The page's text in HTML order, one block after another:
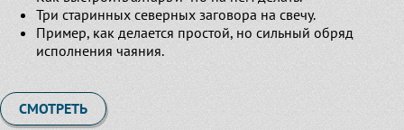
Три старинных северных заговора на свечу.
Пример, как делается простой, но сильный обряд
исполнения чаяния.
СМОТРЕТЬ